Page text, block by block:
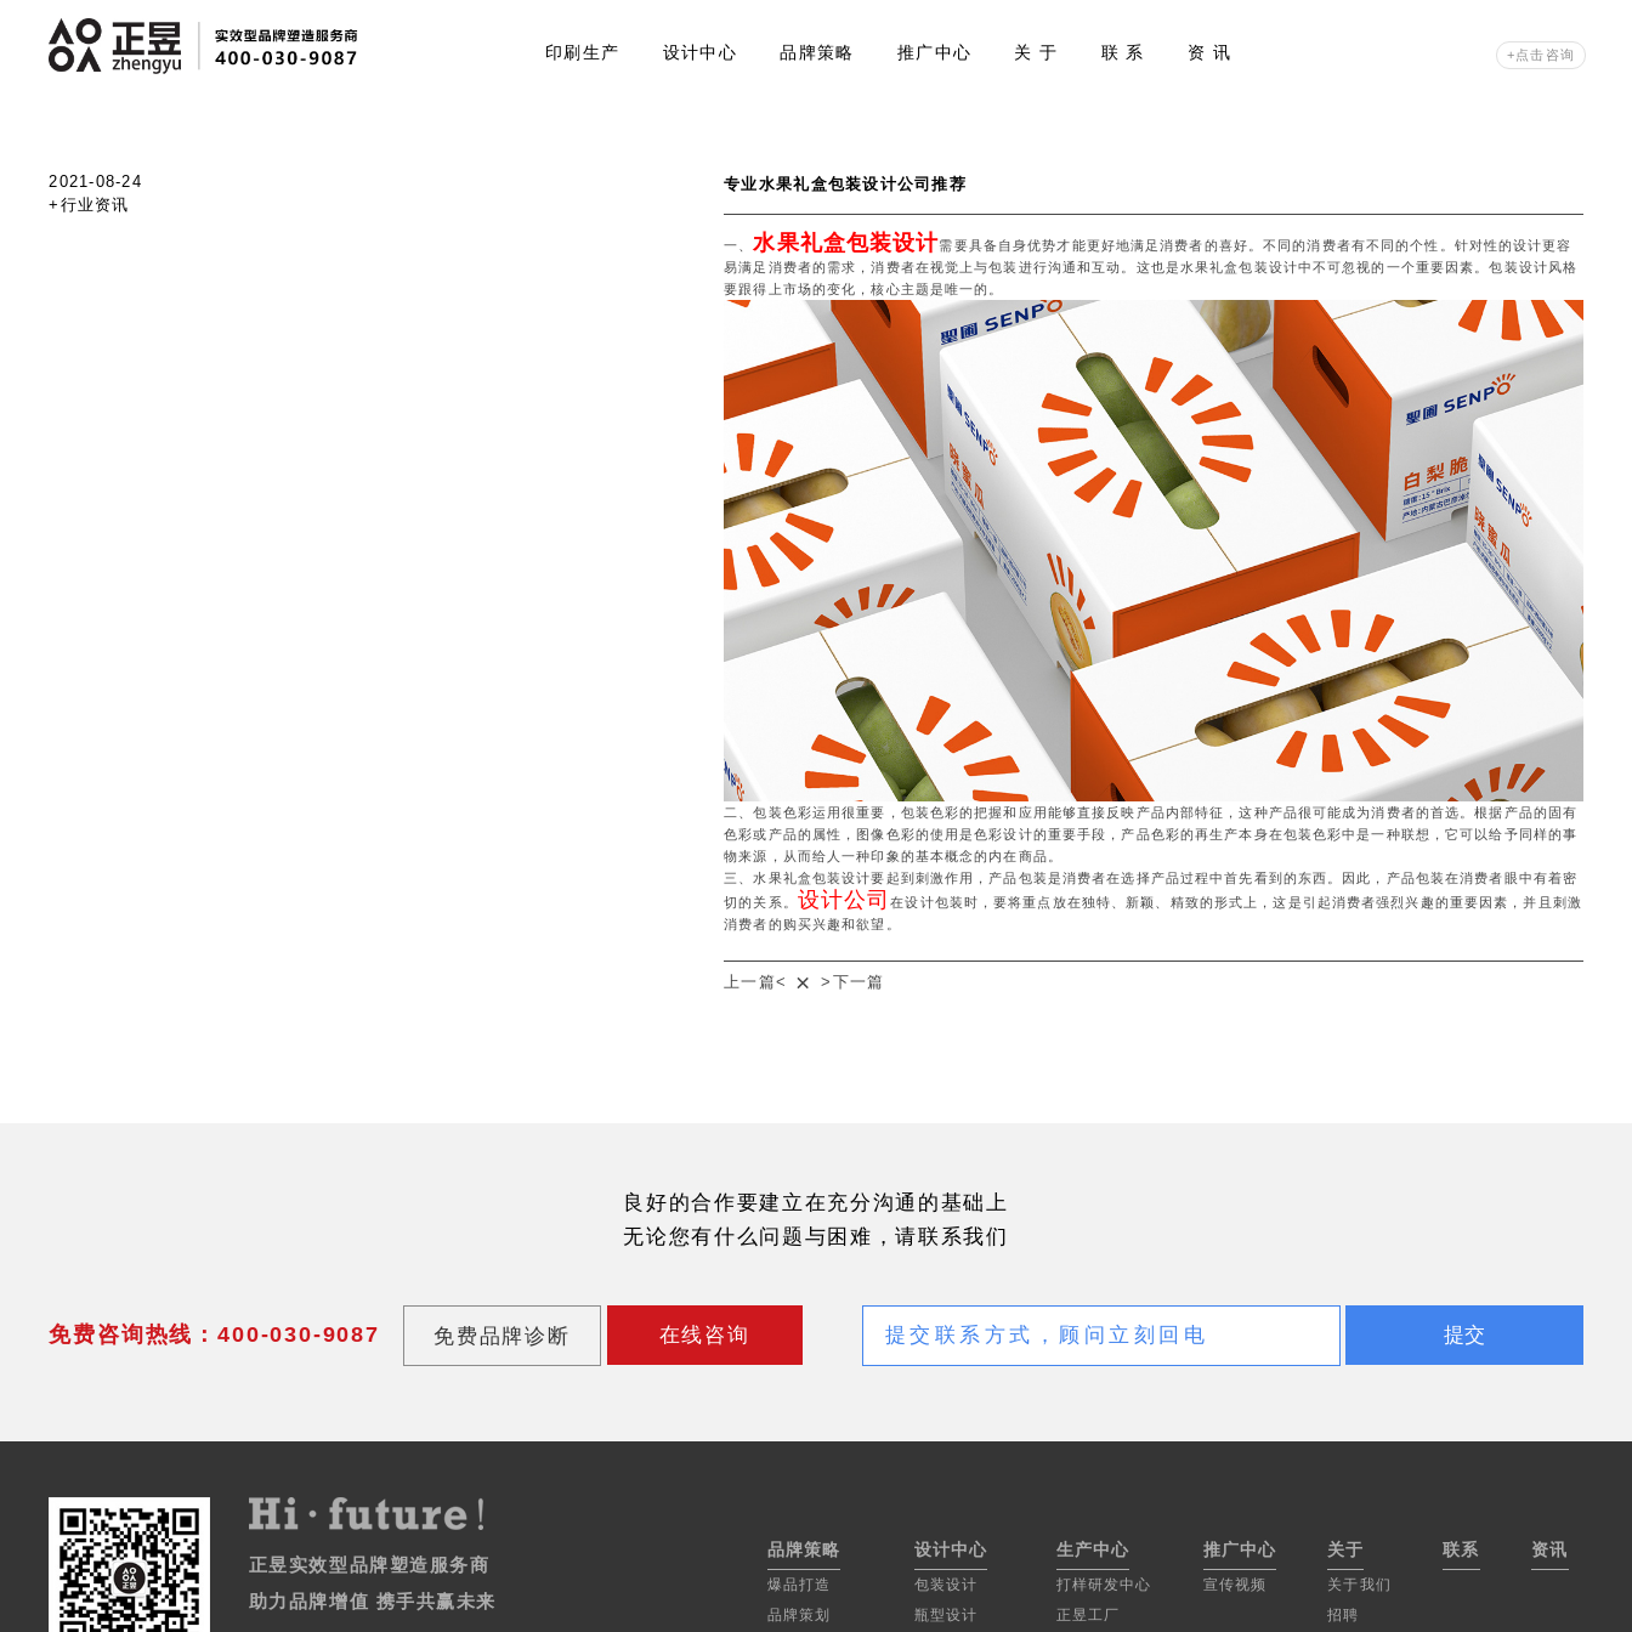
印刷生产 设计中心 品牌策略 推广中心 关 于 联 系 资 讯 +点击咨询
2021-08-24
+行业资讯
专业水果礼盒包装设计公司推荐
一、水果礼盒包装设计需要具备自身优势才能更好地满足消费者的喜好。不同的消费者有不同的个性。针对性的设计更容
易满足消费者的需求，消费者在视觉上与包装进行沟通和互动。这也是水果礼盒包装设计中不可忽视的一个重要因素。包装设计风格
要跟得上市场的变化，核心主题是唯一的。
二、包装色彩运用很重要，包装色彩的把握和应用能够直接反映产品内部特征，这种产品很可能成为消费者的首选。根据产品的固有
色彩或产品的属性，图像色彩的使用是色彩设计的重要手段，产品色彩的再生产本身在包装色彩中是一种联想，它可以给予同样的事
物来源，从而给人一种印象的基本概念的内在商品。
三、水果礼盒包装设计要起到刺激作用，产品包装是消费者在选择产品过程中首先看到的东西。因此，产品包装在消费者眼中有着密
切的关系。 设计公司在设计包装时，要将重点放在独特、新颖、精致的形式上，这是引起消费者强烈兴趣的重要因素，并且刺激
消费者的购买兴趣和欲望。
上一篇< × >下一篇
良好的合作要建立在充分沟通的基础上
无论您有什么问题与困难，请联系我们
免费咨询热线：400-030-9087 免费品牌诊断 在线咨询
正昱实效型品牌塑造服务商
助力品牌增值 携手共赢未来
品牌策略
爆品打造
品牌策划
设计中心
包装设计
瓶型设计
生产中心
打样研发中心
正昱工厂
推广中心
宣传视频
关于
关于我们
招聘
联系 资讯